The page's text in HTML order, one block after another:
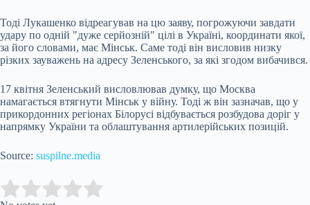
Тоді Лукашенко відреагував на цю заяву, погрожуючи завдати
удару по одній "дуже серйозній" цілі в Україні, координати якої,
за його словами, має Мінськ. Саме тоді він висловив низку
різких зауважень на адресу Зеленського, за які згодом вибачився.
17 квітня Зеленський висловлював думку, що Москва
намагається втягнути Мінськ у війну. Тоді ж він зазначав, що у
прикордонних регіонах Білорусі відбувається розбудова доріг у
напрямку України та облаштування артилерійських позицій.
Source: suspilne.media
Rate this item: